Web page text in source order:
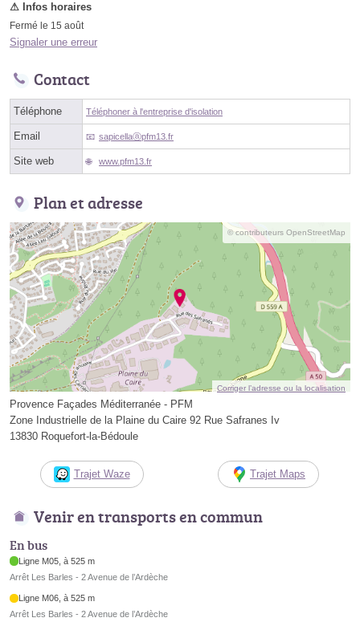
Fermé le 15 août
Signaler une erreur
Contact
Téléphone Téléphoner à l'entreprise d'isolation
Email sapicellaⓐpfm13.fr
Site web www.pfm13.fr
Plan et adresse
© contributeurs OpenStreetMap
Corriger l’adresse ou la localisation
Provence Façades Méditerranée - PFM
Zone Industrielle de la Plaine du Caire 92 Rue Safranes Iv
13830 Roquefort-la-Bédoule
Trajet Waze Trajet Maps
Venir en transports en commun
En bus
Ligne M05, à 525 m
Arrêt Les Barles - 2 Avenue de l’Ardèche
Ligne M06, à 525 m
Arrêt Les Barles - 2 Avenue de l’Ardèche